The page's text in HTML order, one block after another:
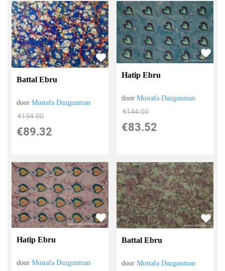
Battal Ebru
doorMustafa Duzgunman
€154.00
€89.32
Hatip Ebru
doorMustafa Duzgunman
€144.00
€83.52
Hatip Ebru
doorMustafa Duzgunman
Battal Ebru
doorMustafa Duzgunman